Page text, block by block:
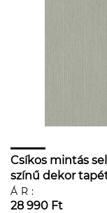
Csíkos mintás
színű dekor
ÁR:
28 990 Ft